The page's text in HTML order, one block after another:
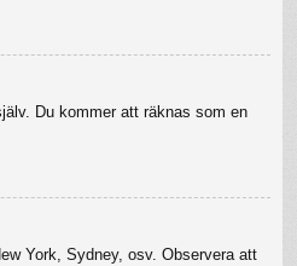
Du kommer att räknas som en
York, Sydney, osv. Observera att